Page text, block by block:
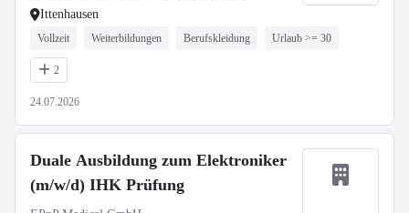
Ittenhausen
Vollzeit Weiterbildungen Berufskleidung Urlaub >= 30
2
24.07.2026
Duale Ausbildung zum Elektroniker
(m/w/d) IHK Prüfung